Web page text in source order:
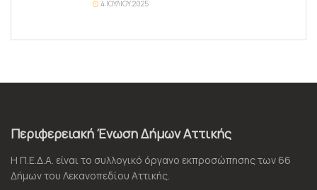
4 ΙΟΥΛΊΟΥ 2025
Περιφερειακή Ένωση Δήμων Αττικής
Η Π.Ε.Δ.Α. είναι το συλλογικό όργανο εκπροσώπησης των 66
Δήμων του Λεκανοπεδίου Αττικής.